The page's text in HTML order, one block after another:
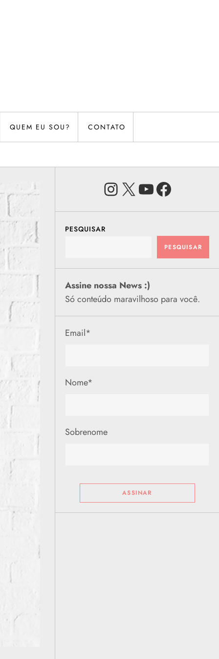
QUEM EU SOU? CONTATO
Instagram
X Youtube
PESQUISAR
PESQUISAR
Assine nossa News :)
Só conteúdo maravilhoso para você.
Email*
Nome*
Sobrenome